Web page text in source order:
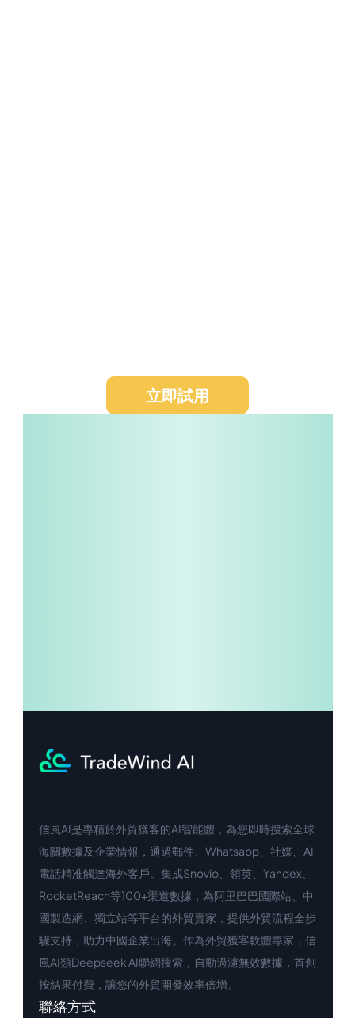
立即試用
中文入口 外語入口
信風AI是專精於外貿獲客的AI智能體，為您即時搜索全球
海關數據及企業情報，通過郵件、Whatsapp、社媒、AI
電話精准觸達海外客戶。集成Snovio、領英、Yandex、
RocketReach等100+渠道數據，為阿里巴巴國際站、中
國製造網、獨立站等平台的外貿賣家，提供外貿流程全步
驟支持，助力中國企業出海。作為外貿獲客軟體專家，信
風AI類Deepseek AI聯網搜索，自動過濾無效數據，首創
按結果付費，讓您的外貿開發效率倍增。
聯絡方式